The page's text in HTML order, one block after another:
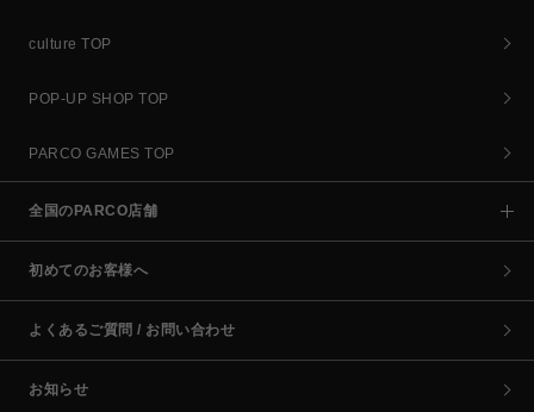
culture TOP
POP-UP SHOP TOP
PARCO GAMES TOP
全国のPARCO店舗
初めてのお客様へ
よくあるご質問 / お問い合わせ
お知らせ